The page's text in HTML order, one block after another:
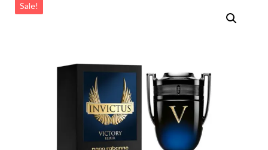
Sale!